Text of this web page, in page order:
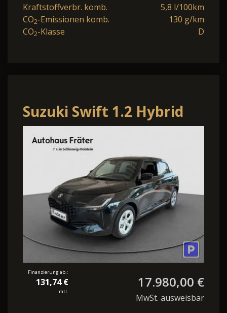
Kraftstoffverbr. komb.
5,8 l/100km
CO2-Emissionen komb.
130 g/km
CO2-Klasse D
Suzuki Swift 1.2 Hybrid
Comfort | LED | ACC |
Finanzierung ab.:
131,74 €
mtl.
17.980,00 €
MwSt. ausweisbar